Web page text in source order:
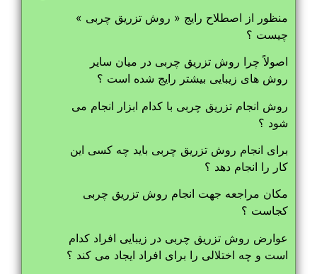
منظور از اصطلاح رایج « روش تزریق چربی »
چیست ؟
اصولاً چرا روش تزریق چربی در میان سایر
روش های زیبایی بیشتر رایج شده است ؟
روش انجام تزریق چربی با کدام ابزار انجام می
شود ؟
برای انجام روش تزریق چربی باید چه کسی این
کار را انجام دهد ؟
مکان مراجعه جهت انجام روش تزریق چربی
کجاست ؟
عوارض روش تزریق چربی در زیبایی افراد کدام
است و چه اختلالی را برای افراد ایجاد می کند ؟